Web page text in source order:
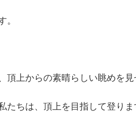
。
頂上からの素晴らしい眺めを見
たちは、頂上を目指して登りま